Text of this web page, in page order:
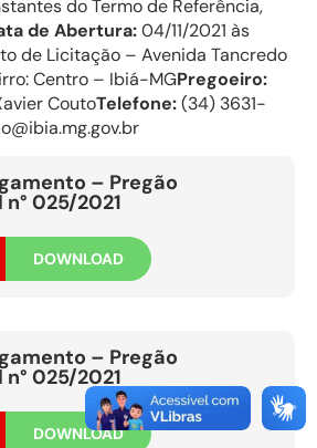
do Termo de Referência,
de Abertura:04/11/2021 às
de Licitação – Avenida Tancredo
Centro – Ibiá-MGPregoeiro:
CoutoTelefone:(34) 3631-
– Pregão
025/2021
DOWNLOAD
– Pregão
025/2021
DOWNLOAD